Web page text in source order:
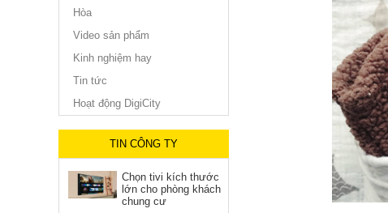
Hòa
Video sản phẩm
Kinh nghiệm hay
Tin tức
Hoạt động DigiCity
TIN CÔNG TY
Chọn tivi kích thước
lớn cho phòng khách
chung cư